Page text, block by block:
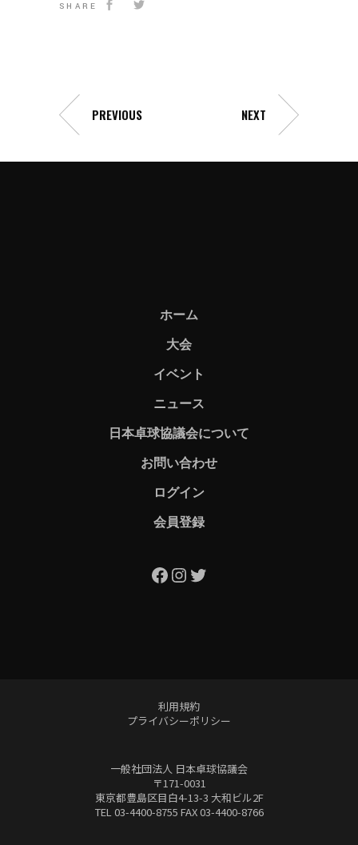
SHARE
PREVIOUS NEXT
ホーム
大会
イベント
ニュース
日本卓球協議会について
お問い合わせ
ログイン
会員登録
Facebook
Instagram
Twitter
利用規約
プライバシーポリシー
一般社団法人 日本卓球協議会
〒171-0031
東京都豊島区目白4-13-3 大和ビル2F
TEL 03-4400-8755 FAX 03-4400-8766